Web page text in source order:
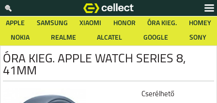
APPLE SAMSUNG XIAOMI HONOR ÓRA KIEG.
HOMEY
NOKIA
REALME ALCATEL GOOGLE SONY
ÓRA KIEG. APPLE WATCH SERIES 8,
41MM
Cserélhető